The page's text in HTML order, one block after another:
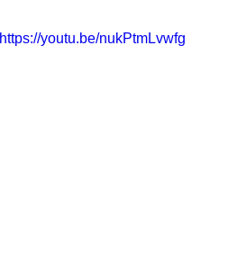
https://youtu.be/nukPtmLvwfg